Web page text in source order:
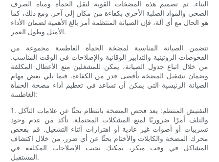
البناء. تم تصميم هذه المضخات القوية لنقل الحمأة ومياه الصرف
الصحي والمواد الصلبة الأخرى بكفاءة من مكان إلى آخر. ومع ذلك، كما
هو الحال مع أي آلة، فإن الصيانة المنتظمة أمر بالغ الأهمية لضمان الأداء
الأمثل وطول العمر.
تتضمن الصيانة المناسبة لمضخة الحمأة الغاطسة مجموعة من
الفحوصات الروتينية والتدابير الوقائية والإصلاحات في الوقت المناسب.
من خلال اتباع جدول الصيانة، يمكن للمشغلين منع الأعطال المكلفة
وضمان تشغيل المضخة بأقصى قدر من الكفاءة. فيما يلي بعض مهام
الصيانة الرئيسية التي يمكن أن تساعد في تعظيم أداء مضخة الحمأة
الغاطسة:
1. التفتيش المنتظم: يعد فحص المضخة بانتظام بحثًا عن علامات التآكل
والتلف أمرًا ضروريًا لمنع المشكلات المحتملة. تأكد من عدم وجود
تسريبات أو أصوات غير عادية أو اهتزازات أثناء التشغيل. قم بفحص
محرك المضخة والكابلات والأختام بحثًا عن أي ضرر. من خلال اكتشاف
المشاكل في وقت مبكر، يمكنك تجنب الإصلاحات المكلفة في
المستقبل.